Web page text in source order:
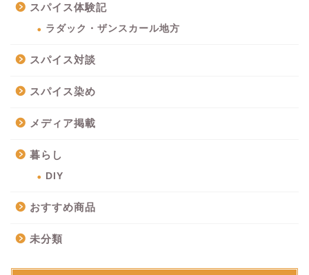
スパイス体験記
ラダック・ザンスカール地方
スパイス対談
スパイス染め
メディア掲載
暮らし
DIY
おすすめ商品
未分類